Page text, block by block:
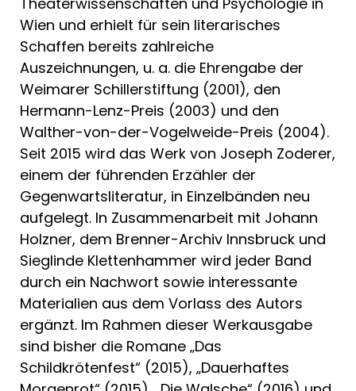
Wien und erhielt für sein literarisches
Schaffen bereits zahlreiche
Auszeichnungen, u. a. die Ehrengabe der
Weimarer Schillerstiftung (2001), den
Hermann-Lenz-Preis (2003) und den
Walther-von-der-Vogelweide-Preis (2004).
Seit 2015 wird das Werk von Joseph Zoderer,
einem der führenden Erzähler der
Gegenwartsliteratur, in Einzelbänden neu
aufgelegt. In Zusammenarbeit mit Johann
Holzner, dem Brenner-Archiv Innsbruck und
Sieglinde Klettenhammer wird jeder Band
durch ein Nachwort sowie interessante
Materialien aus dem Vorlass des Autors
ergänzt. Im Rahmen dieser Werkausgabe
sind bisher die Romane „Das
Schildkrötenfest“ (2015), „Dauerhaftes